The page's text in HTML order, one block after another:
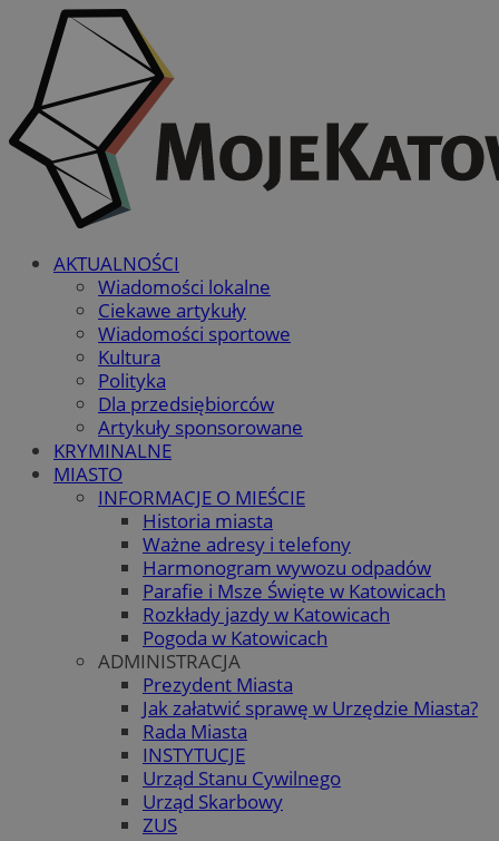
AKTUALNOŚCI
Wiadomości lokalne
Ciekawe artykuły
Wiadomości sportowe
Kultura
Polityka
Dla przedsiębiorców
Artykuły sponsorowane
KRYMINALNE
MIASTO
INFORMACJE O MIEŚCIE
Historia miasta
Ważne adresy i telefony
Harmonogram wywozu odpadów
Parafie i Msze Święte w Katowicach
Rozkłady jazdy w Katowicach
Pogoda w Katowicach
ADMINISTRACJA
Prezydent Miasta
Jak załatwić sprawę w Urzędzie Miasta?
Rada Miasta
INSTYTUCJE
Urząd Stanu Cywilnego
Urząd Skarbowy
ZUS